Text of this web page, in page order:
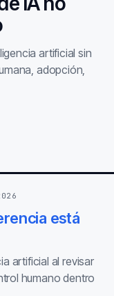
artificial sin
adopción,
está
artificial al revisar
humano dentro